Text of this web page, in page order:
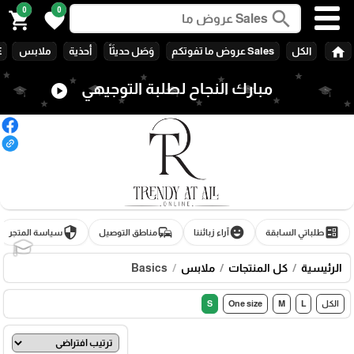
search
0
favorite
0
shopping_cart
home الكل Sales عروض ما تفوتكم وَصَل حديثَاً أحذية ملابس
مبارك النجاح لطلبة التوجيهي play_circle
ballotطلباتي السابقة emoji_emotionsآراء زبائننا commuteمناطق التوصيل securityسياسة المتجر
الرئيسية كل المنتجات ملابس Basics
الكل L
M
One size
S